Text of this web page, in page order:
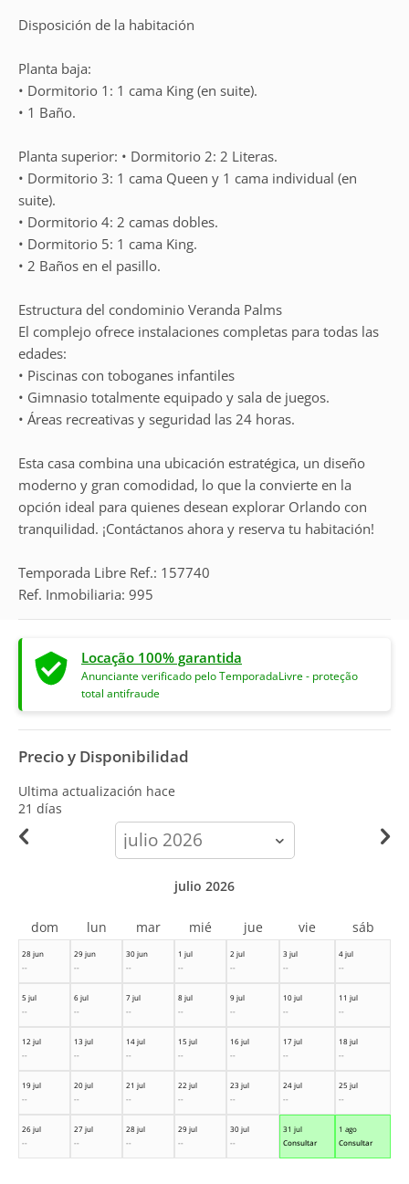
Disposición de la habitación
Planta baja:
• Dormitorio 1: 1 cama King (en suite).
• 1 Baño.
Planta superior: • Dormitorio 2: 2 Literas.
• Dormitorio 3: 1 cama Queen y 1 cama individual (en
suite).
• Dormitorio 4: 2 camas dobles.
• Dormitorio 5: 1 cama King.
• 2 Baños en el pasillo.
Estructura del condominio Veranda Palms
El complejo ofrece instalaciones completas para todas las
edades:
• Piscinas con toboganes infantiles
• Gimnasio totalmente equipado y sala de juegos.
• Áreas recreativas y seguridad las 24 horas.
Esta casa combina una ubicación estratégica, un diseño
moderno y gran comodidad, lo que la convierte en la
opción ideal para quienes desean explorar Orlando con
tranquilidad. ¡Contáctanos ahora y reserva tu habitación!
Temporada Libre Ref.: 157740
Ref. Inmobiliaria: 995
Locação 100% garantida
Anunciante verificado pelo TemporadaLivre - proteção
total antifraude
Precio y Disponibilidad
Ultima actualización hace
21 días
calendar-
month
28 jun
--
29 jun
--
30 jun
--
1 jul
--
2 jul
--
3 jul
--
4 jul
--
5 jul
--
6 jul
--
7 jul
--
8 jul
--
9 jul
--
10 jul
--
11 jul
--
12 jul
--
13 jul
--
14 jul
--
15 jul
--
16 jul
--
17 jul
--
18 jul
--
19 jul
--
20 jul
--
21 jul
--
22 jul
--
23 jul
--
24 jul
--
25 jul
--
26 jul
--
27 jul
--
28 jul
--
29 jul
--
30 jul
--
31 jul
Consultar
1 ago
Consultar
julio 2026
dom lun mar mié jue vie sáb